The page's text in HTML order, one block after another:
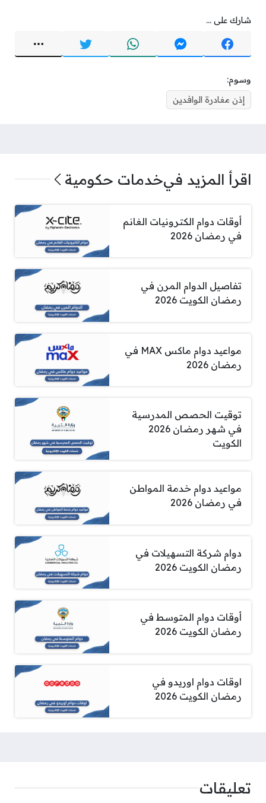
شارك على ...
وسوم:
إذن مغادرة الوافدين
اقرأ المزيد فيخدمات حكومية
أوقات دوام الكترونيات الغانم
في رمضان 2026
تفاصيل الدوام المرن في
رمضان الكويت 2026
مواعيد دوام ماكس MAX في
رمضان 2026
توقيت الحصص المدرسية
في شهر رمضان 2026
الكويت
مواعيد دوام خدمة المواطن
في رمضان 2026
دوام شركة التسهيلات في
رمضان الكويت 2026
أوقات دوام المتوسط في
رمضان الكويت 2026
اوقات دوام اوريدو في
رمضان الكويت 2026
تعليقات